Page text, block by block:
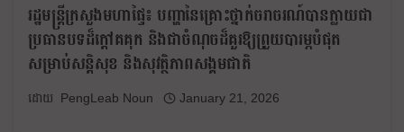
រដ្ឋមន្ត្រីក្រសួងមហាផ្ទៃ៖ បញ្ហានៃគ្រោះថ្នាក់ចរាចរណ៍បានក្លាយជា
ប្រធានបទដ៏ក្ដៅគគុក និងជាចំណុចដ៏គួរឱ្យព្រួយបារម្ភបំផុត
សម្រាប់សន្តិសុខ និងសុវត្ថិភាពសង្គមជាតិ
PengLeab Noun January 21, 2026